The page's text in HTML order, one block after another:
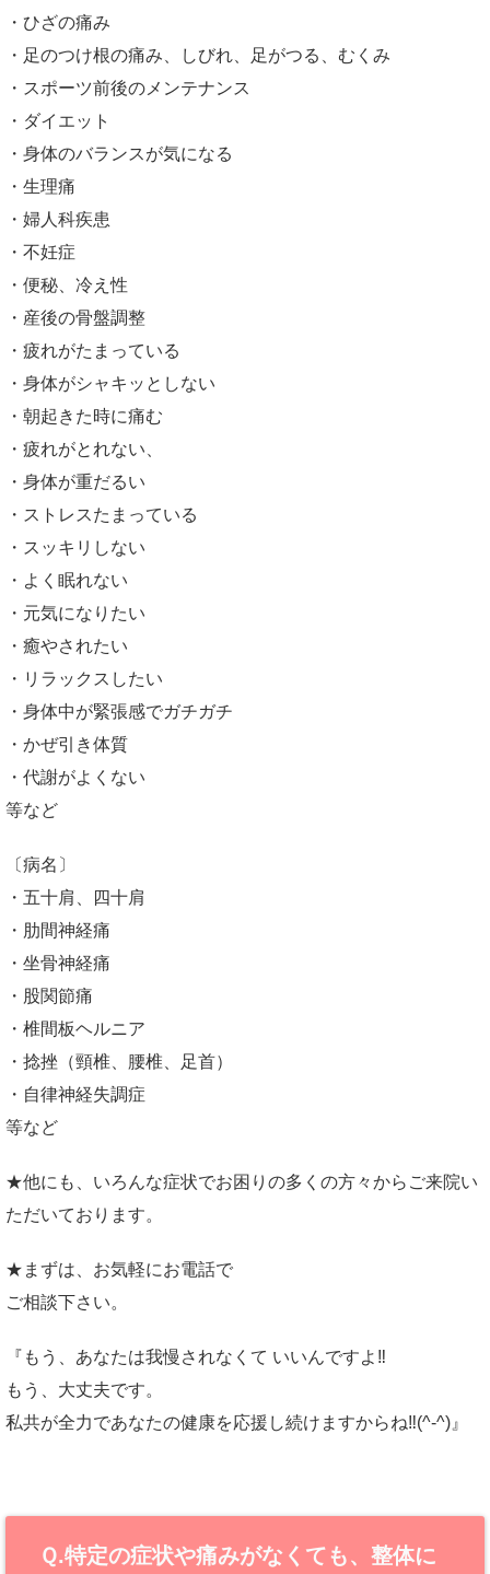
・ひざの痛み
・足のつけ根の痛み、しびれ、足がつる、むくみ
・スポーツ前後のメンテナンス
・ダイエット
・身体のバランスが気になる
・生理痛
・婦人科疾患
・不妊症
・便秘、冷え性
・産後の骨盤調整
・疲れがたまっている
・身体がシャキッとしない
・朝起きた時に痛む
・疲れがとれない、
・身体が重だるい
・ストレスたまっている
・スッキリしない
・よく眠れない
・元気になりたい
・癒やされたい
・リラックスしたい
・身体中が緊張感でガチガチ
・かぜ引き体質
・代謝がよくない
等など
〔病名〕
・五十肩、四十肩
・肋間神経痛
・坐骨神経痛
・股関節痛
・椎間板ヘルニア
・捻挫（頸椎、腰椎、足首）
・自律神経失調症
等など
★他にも、いろんな症状でお困りの多くの方々からご来院い
ただいております。
★まずは、お気軽にお電話で
ご相談下さい。
『もう、あなたは我慢されなくて いいんですよ‼
もう、大丈夫です。
私共が全力であなたの健康を応援し続けますからね‼(^-^)』
Ｑ.特定の症状や痛みがなくても、整体に